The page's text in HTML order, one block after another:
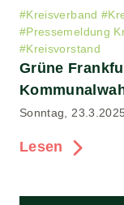
#Kreisverband #
#Pressemeldung
#Kreisvorstand
Grüne
Sonntag, 23.3.2025
Lesen